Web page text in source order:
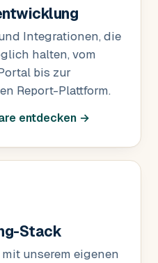
Integrationen, die
halten, vom
bis zur
Report-Plattform.
entdecken →
Stack
unserem eigenen